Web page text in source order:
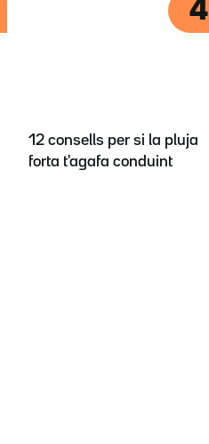
4
12 consells per si la pluja
forta t'agafa conduint